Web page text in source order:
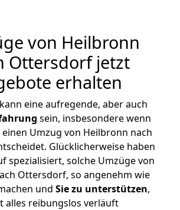
von Heilbronn
Ottersdorf jetzt
erhalten
eine aufregende, aber auch
sein, insbesondere wenn
Umzug von Heilbronn nach
Glücklicherweise haben
spezialisiert, solche Umzüge von
Ottersdorf, so angenehm wie
und Sie zu unterstützen,
alles reibungslos verläuft